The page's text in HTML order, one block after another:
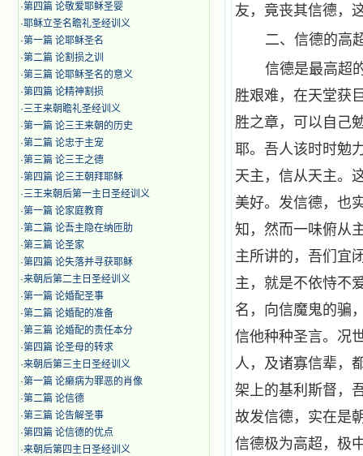
·第四篇 论敬爱耶稣圣婴
·耶稣立圣名瞻礼圣经训义
·第一篇 论耶稣圣名
·第二篇 论割损之训
·第三篇 论耶稣圣名的意义
·第四篇 论精神割损
·三王来朝瞻礼圣经训义
·第一篇 论三王来朝的历史
·第二篇 论忠于主宠
·第三篇 论三王之德
·第四篇 论三王朝拜耶稣
·三王来朝后第一主日圣经训义
·第一篇 论家庭教育
·第二篇 论吾主隐在纳匝肋
·第三篇 论圣家
·第四篇 论失落并寻获耶稣
·来朝后第二主日圣经训义
·第一篇 论婚配圣事
·第二篇 论婚配的准备
·第三篇 论婚配的责任本分
·第四篇 论圣母的转求
·来朝后第三主日圣经训义
·第一篇 论癞病为罪恶的肖像
·第二篇 论信德
·第三篇 论告解圣事
·第四篇 论信德的优点
·来朝后第四主日圣经训义
友，竟丧其信德，
二、信德的高
信德是最高超
胜艰难，在天堂获
胜之章，可以自己
耶。吾人该时时勉
天主，信从天主。
美好。发信德，也
知，然而一味俯从
主所讲的，吾们宜
主，就是不依恃不
名，向信魔鬼的骗
信他种种圣言。况
人，及诸寡信辈，
架上的基利斯督，
故发信德，实在是
信德极为高超，极